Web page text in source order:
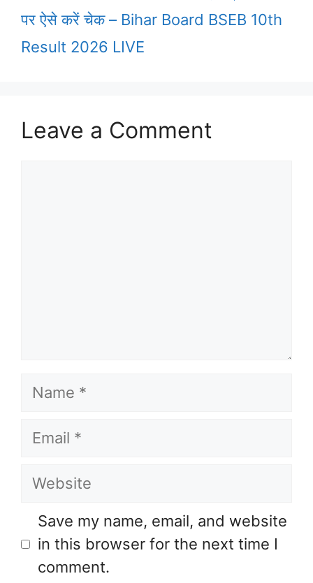
पर ऐसे करें चेक – Bihar Board BSEB 10th
Result 2026 LIVE
Leave a Comment
Name
Email
Website
Save my name, email, and website
in this browser for the next time I
comment.